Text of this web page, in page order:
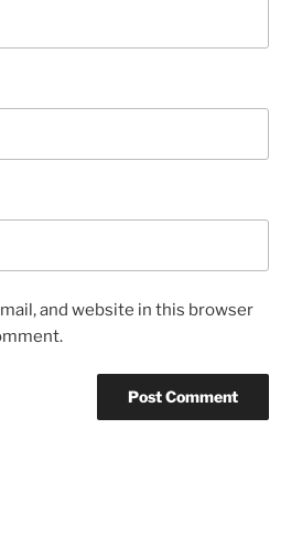
and website in this browser